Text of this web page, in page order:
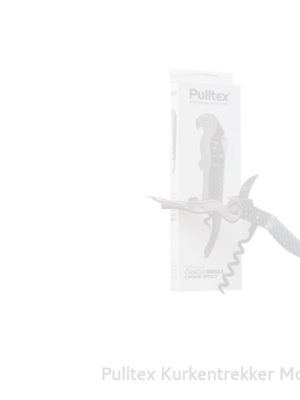
Pulltex Kurkentrekker